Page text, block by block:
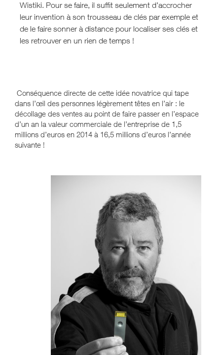
Wistiki. Pour se faire, il suffit seulement d’accrocher
leur invention à son trousseau de clés par exemple et
de le faire sonner à distance pour localiser ses clés et
les retrouver en un rien de temps !
Conséquence directe de cette idée novatrice qui tape
dans l’œil des personnes légèrement têtes en l’air : le
décollage des ventes au point de faire passer en l’espace
d’un an la valeur commerciale de l’entreprise de 1,5
millions d’euros en 2014 à 16,5 millions d’euros l’année
suivante !